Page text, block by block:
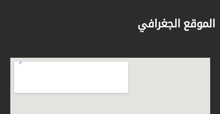
الموقع الجغرافي